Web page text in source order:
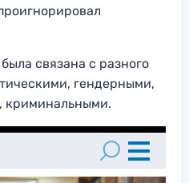
связана с разного
гендерными,
криминальными.